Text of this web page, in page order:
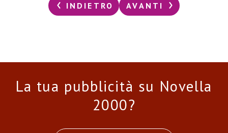
INDIETRO AVANTI
La tua pubblicità su Novella
2000?